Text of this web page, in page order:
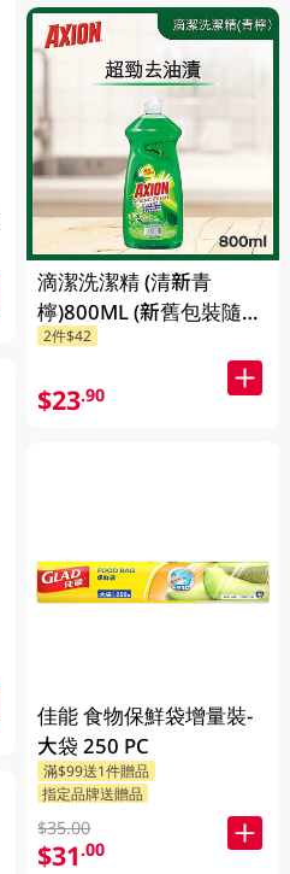
滴潔洗潔精 (清新青
檸)800ML (新舊包裝隨機
發貨)
2件$42
$23.90
佳能 食物保鮮袋增量裝-
大袋 250 PC
滿$99送1件贈品
指定品牌送贈品
$35.00
$31.00